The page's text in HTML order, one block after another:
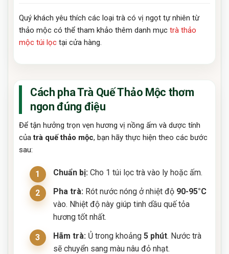
Quý khách yêu thích các loại trà có vị ngọt tự nhiên từ
thảo mộc có thể tham khảo thêm danh mục trà thảo
mộc túi lọc tại cửa hàng.
Cách pha Trà Quế Thảo Mộc thơm
ngon đúng điệu
Để tận hưởng trọn vẹn hương vị nồng ấm và dược tính
củatrà quế thảo mộc, bạn hãy thực hiện theo các bước
sau:
Chuẩn bị:Cho 1 túi lọc trà vào ly hoặc ấm.
Pha trà:Rót nước nóng ở nhiệt độ 90-95°C
vào. Nhiệt độ này giúp tinh dầu quế tỏa
hương tốt nhất.
Hãm trà:Ủ trong khoảng 5 phút. Nước trà
sẽ chuyển sang màu nâu đỏ nhạt.